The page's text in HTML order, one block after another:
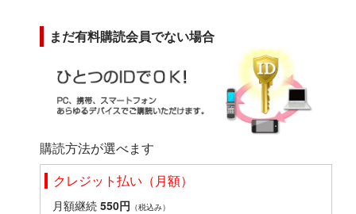
まだ有料購読会員でない場合
購読方法が選べます
クレジット払い（月額）
月額継続 550円 （税込み）